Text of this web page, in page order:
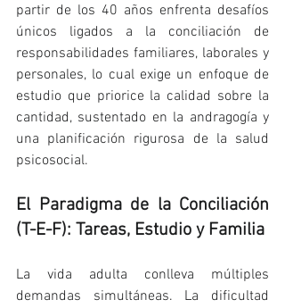
partir de los 40 años enfrenta desafíos
únicos ligados a la conciliación de
responsabilidades familiares, laborales y
personales, lo cual exige un enfoque de
estudio que priorice la calidad sobre la
cantidad, sustentado en la andragogía y
una planificación rigurosa de la salud
psicosocial.
El Paradigma de la Conciliación
(T-E-F): Tareas, Estudio y Familia
La vida adulta conlleva múltiples
demandas simultáneas. La dificultad